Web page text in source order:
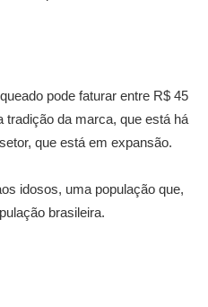
pode faturar entre R$ 45
tradição da marca, que está há
que está em expansão.
idosos, uma população que,
brasileira.